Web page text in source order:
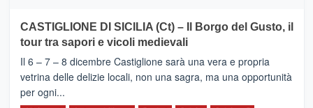
MOIO
ALCANTARA
–
Vivicittà,
alla
scoperta
CASTIGLIONE DI SICILIA (Ct) – Il Borgo del Gusto, il
tour tra sapori e vicoli medievali
Il 6 – 7 – 8 dicembre Castiglione sarà una vera e propria
vetrina delle delizie locali, non una sagra, ma una opportunità
per ogni...